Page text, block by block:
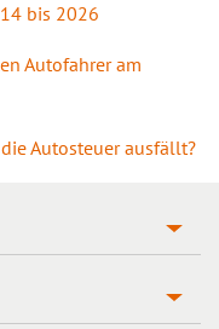
bis 2026
Autofahrer am
Autosteuer ausfällt?